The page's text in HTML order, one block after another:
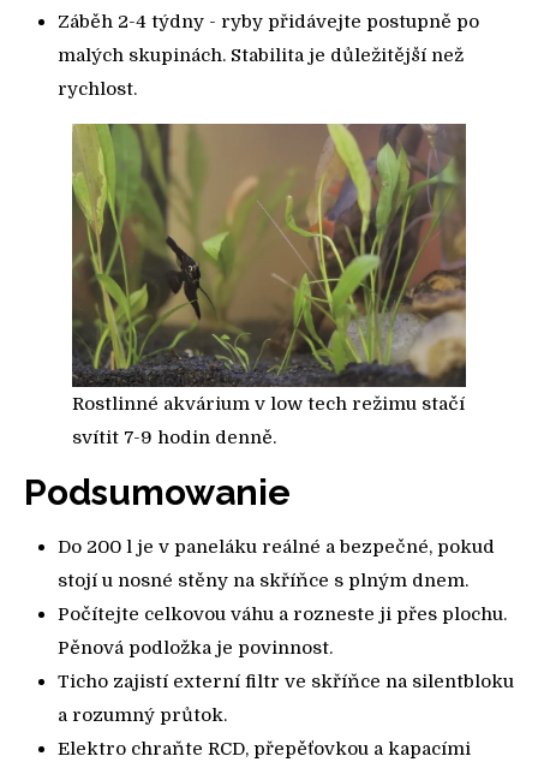
Záběh 2-4 týdny - ryby přidávejte postupně po
malých skupinách. Stabilita je důležitější než
rychlost.
Rostlinné akvárium v low tech režimu stačí
svítit 7-9 hodin denně.
Podsumowanie
Do 200 l je v paneláku reálné a bezpečné, pokud
stojí u nosné stěny na skříňce s plným dnem.
Počítejte celkovou váhu a rozneste ji přes plochu.
Pěnová podložka je povinnost.
Ticho zajistí externí filtr ve skříňce na silentbloku
a rozumný průtok.
Elektro chraňte RCD, přepěťovkou a kapacími